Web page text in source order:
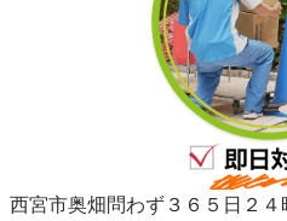
西宮市奥畑問わず３６５日２